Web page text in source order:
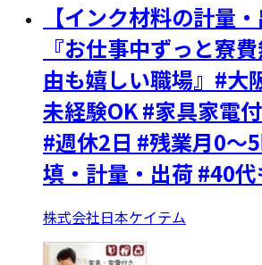
【インク材料の計量・
『お仕事中ずっと寮
由も嬉しい職場』#大
未経験OK #家具家電
#週休2日 #残業月0～
填・計量・出荷 #40代
株式会社日本ケイテム